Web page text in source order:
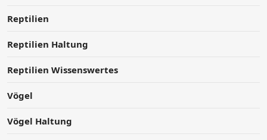
Reptilien
Reptilien Haltung
Reptilien Wissenswertes
Vögel
Vögel Haltung